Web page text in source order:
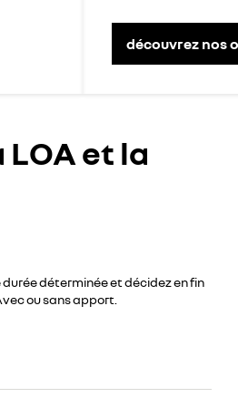
découvrez nos
et la
déterminée et décidez en fin
ou sans apport.